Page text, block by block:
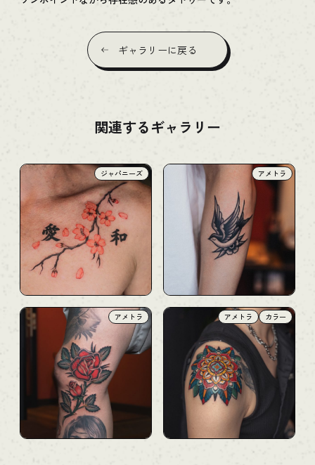
ギャラリーに戻る
関連するギャラリー
ジャパニーズ アメトラ
アメトラ アメトラ カラー